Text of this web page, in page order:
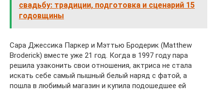
свадьбу: традиции, подготовка и сценарий 15
годовщины
Сара Джессика Паркер и Мэттью Бродерик (Matthew
Broderick) вместе уже 21 год. Когда в 1997 году пара
решила узаконить свои отношения, актриса не стала
искать себе самый пышный белый наряд с фатой, а
пошла в любимый магазин и купила подошедшее ей